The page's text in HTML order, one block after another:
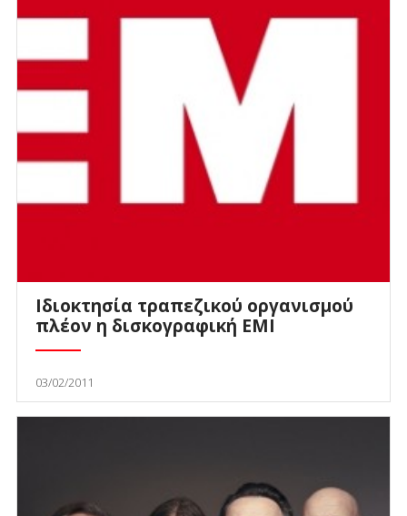
Ιδιοκτησία τραπεζικού οργανισμού
πλέον η δισκογραφική EMI
03/02/2011